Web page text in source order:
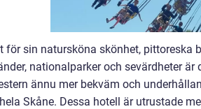
för sin natursköna skönhet,
nationalparker och sevärdheter
ännu mer bekväm och
Skåne. Dessa hotell är utrustade